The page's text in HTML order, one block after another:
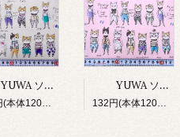
YUWA ソバカスキッズ Rough sketch（ライトグレージュ） YUWA ソバカスキッズ Rough sketch（ライトピンク）